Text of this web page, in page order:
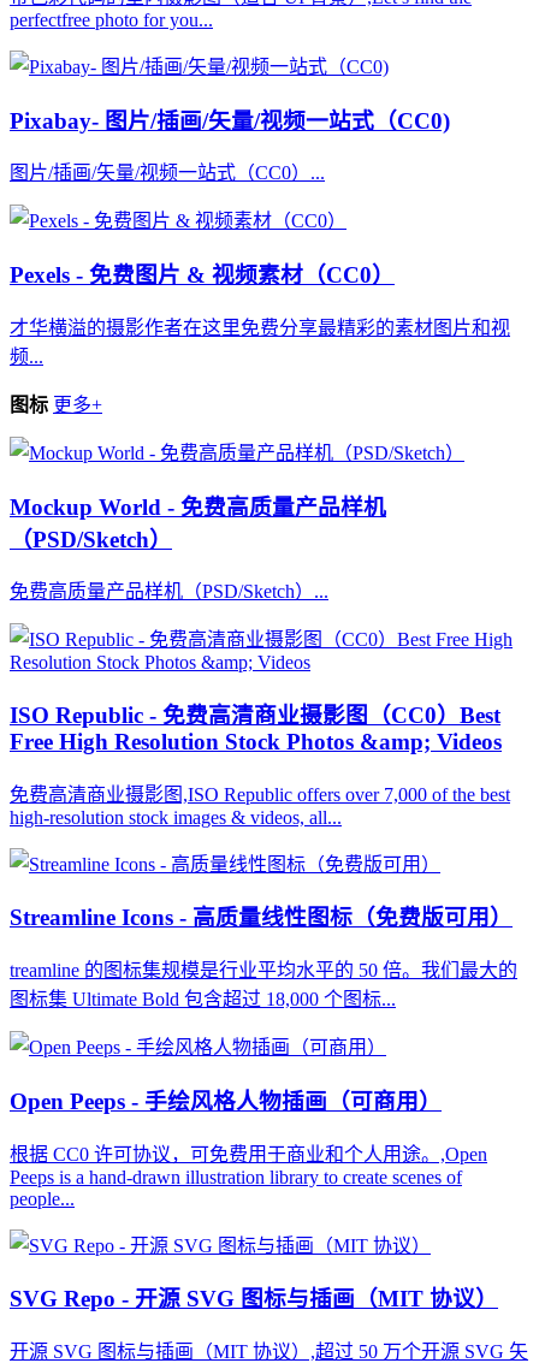
perfectfree photo for you...
Pixabay- 图片/插画/矢量/视频一站式（CC0)
图片/插画/矢量/视频一站式（CC0）...
Pexels - 免费图片 & 视频素材（CC0）
才华横溢的摄影作者在这里免费分享最精彩的素材图片和视
频...
图标 更多+
Mockup World - 免费高质量产品样机
（PSD/Sketch）
免费高质量产品样机（PSD/Sketch）...
ISO Republic - 免费高清商业摄影图（CC0）Best
Free High Resolution Stock Photos &amp; Videos
免费高清商业摄影图,ISO Republic offers over 7,000 of the best
high-resolution stock images & videos, all...
Streamline Icons - 高质量线性图标（免费版可用）
treamline 的图标集规模是行业平均水平的 50 倍。我们最大的
图标集 Ultimate Bold 包含超过 18,000 个图标...
Open Peeps - 手绘风格人物插画（可商用）
根据 CC0 许可协议，可免费用于商业和个人用途。,Open
Peeps is a hand-drawn illustration library to create scenes of
people...
SVG Repo - 开源 SVG 图标与插画（MIT 协议）
开源 SVG 图标与插画（MIT 协议）,超过 50 万个开源 SVG 矢